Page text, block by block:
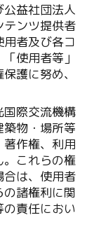
益社団法人
ンツ提供者
者及び各コ
使用者等」
護に努め、
際交流機構
物・場所等
作権、利用
これらの権
合は、使用者
諸権利に関
責任におい